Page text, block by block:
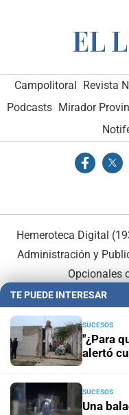
Campolitoral Revista
Podcasts Mirador
Hemeroteca Digital
Administración y
Opcionales
En
TE PUEDE INTERESAR
SUCESOS
"¿Para
alertó
SUCESOS
Una